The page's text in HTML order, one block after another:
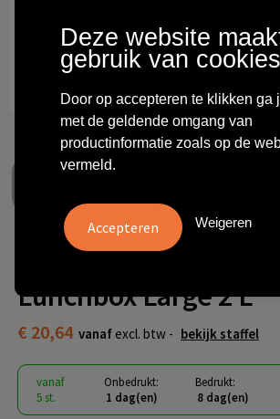
Brabantia Make &
Lunchbox Large 2 L
€ 20,64 vanaf excl. btw - bekijk staffel
vanaf
5 st.
Onbedrukt:
1 dag(en)
Bedrukt:
8 dag(en)
Deze website
gebruik van cookies
Door op accepteren te klikken ga
met de geldende omgang van
productinformatie zoals op de
vermeld.
Weigeren